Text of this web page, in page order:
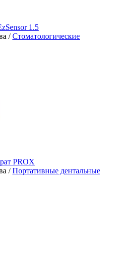
1.5
/Стоматологические
PROX
/Портативные дентальные